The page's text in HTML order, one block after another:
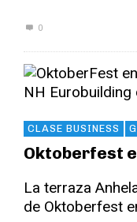
0
CLASE BUSINESS
Oktoberfest
La terraza
de Oktoberfest